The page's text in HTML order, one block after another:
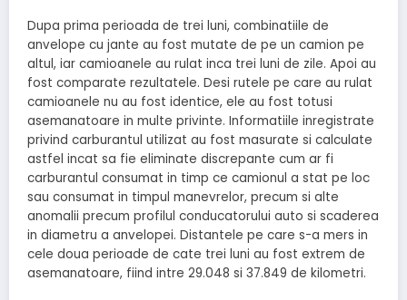
Dupa prima perioada de trei luni, combinatiile de
anvelope cu jante au fost mutate de pe un camion pe
altul, iar camioanele au rulat inca trei luni de zile. Apoi au
fost comparate rezultatele. Desi rutele pe care au rulat
camioanele nu au fost identice, ele au fost totusi
asemanatoare in multe privinte. Informatiile inregistrate
privind carburantul utilizat au fost masurate si calculate
astfel incat sa fie eliminate discrepante cum ar fi
carburantul consumat in timp ce camionul a stat pe loc
sau consumat in timpul manevrelor, precum si alte
anomalii precum profilul conducatorului auto si scaderea
in diametru a anvelopei. Distantele pe care s-a mers in
cele doua perioade de cate trei luni au fost extrem de
asemanatoare, fiind intre 29.048 si 37.849 de kilometri.